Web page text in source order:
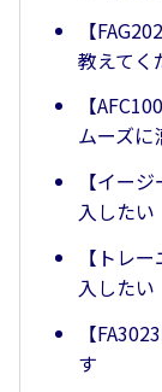
【
教えてく
【
ムーズに
【イー
入したい
【トレ
入したい
【
す